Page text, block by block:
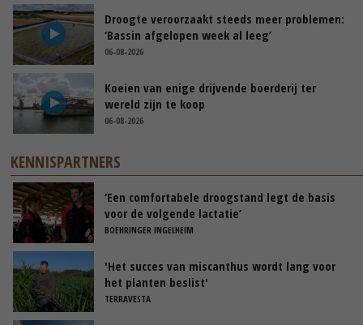
Droogte veroorzaakt steeds meer problemen:
‘Bassin afgelopen week al leeg’
06-08-2026
Koeien van enige drijvende boerderij ter
wereld zijn te koop
06-08-2026
KENNISPARTNERS
‘Een comfortabele droogstand legt de basis
voor de volgende lactatie’
BOEHRINGER INGELHEIM
'Het succes van miscanthus wordt lang voor
het planten beslist'
TERRAVESTA